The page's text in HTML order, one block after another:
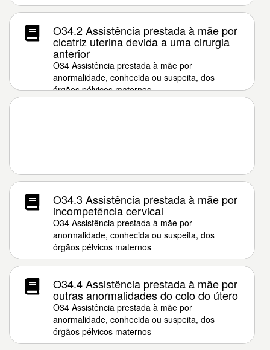
O34.2 Assistência prestada à mãe por
cicatriz uterina devida a uma cirurgia
anterior
O34 Assistência prestada à mãe por
anormalidade, conhecida ou suspeita, dos
órgãos pélvicos maternos
O34.3 Assistência prestada à mãe por
incompetência cervical
O34 Assistência prestada à mãe por
anormalidade, conhecida ou suspeita, dos
órgãos pélvicos maternos
O34.4 Assistência prestada à mãe por
outras anormalidades do colo do útero
O34 Assistência prestada à mãe por
anormalidade, conhecida ou suspeita, dos
órgãos pélvicos maternos